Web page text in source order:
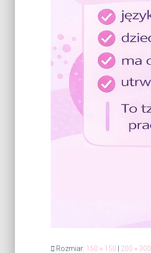
Rozmiar: 150 × 150 200 × 300